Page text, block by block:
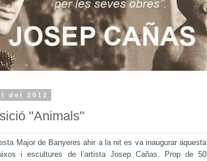
del 2012
"Animals"
Major de Banyeres ahir a la nit es va inaugurar aquesta
i escultures de l’artista Josep Cañas. Prop de 50